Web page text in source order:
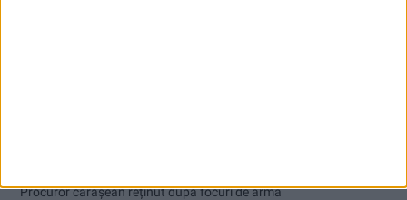
Procuror cărășean reținut după focuri de armă